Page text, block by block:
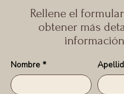
Rellene el
obtener más
información
Nombre *